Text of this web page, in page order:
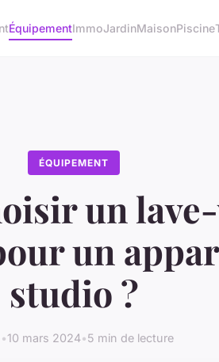
ÉquipementImmoJardinMaisonPiscine
ÉQUIPEMENT
un
un
studio ?
•10 mars 2024•5 min de lecture